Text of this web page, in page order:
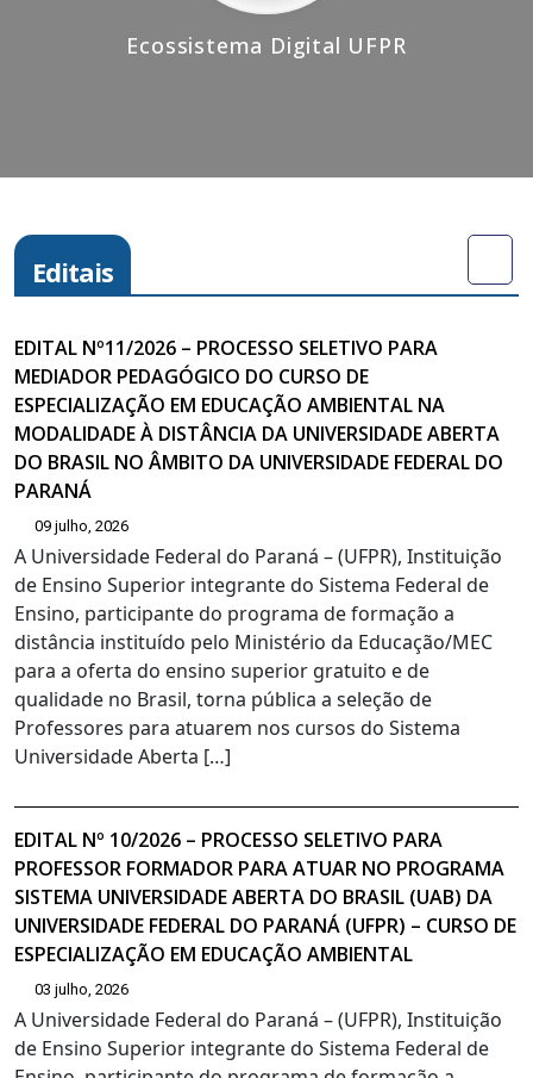
Ecossistema Digital UFPR
Editais
EDITAL Nº11/2026 – PROCESSO SELETIVO PARA
MEDIADOR PEDAGÓGICO DO CURSO DE
ESPECIALIZAÇÃO EM EDUCAÇÃO AMBIENTAL NA
MODALIDADE À DISTÂNCIA DA UNIVERSIDADE ABERTA
DO BRASIL NO ÂMBITO DA UNIVERSIDADE FEDERAL DO
PARANÁ
09 julho, 2026
A Universidade Federal do Paraná – (UFPR), Instituição
de Ensino Superior integrante do Sistema Federal de
Ensino, participante do programa de formação a
distância instituído pelo Ministério da Educação/MEC
para a oferta do ensino superior gratuito e de
qualidade no Brasil, torna pública a seleção de
Professores para atuarem nos cursos do Sistema
Universidade Aberta […]
EDITAL Nº 10/2026 – PROCESSO SELETIVO PARA
PROFESSOR FORMADOR PARA ATUAR NO PROGRAMA
SISTEMA UNIVERSIDADE ABERTA DO BRASIL (UAB) DA
UNIVERSIDADE FEDERAL DO PARANÁ (UFPR) – CURSO DE
ESPECIALIZAÇÃO EM EDUCAÇÃO AMBIENTAL
03 julho, 2026
A Universidade Federal do Paraná – (UFPR), Instituição
de Ensino Superior integrante do Sistema Federal de